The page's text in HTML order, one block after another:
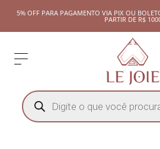
5% OFF PARA PAGAMENTO VIA PIX OU
PARTIR DE R$